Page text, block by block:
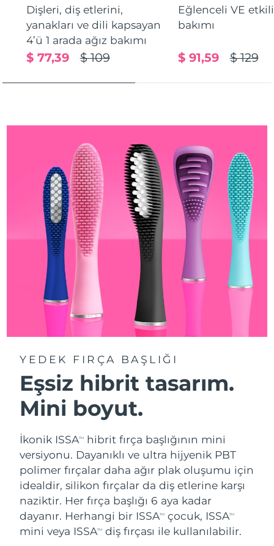
Dişleri, diş etlerini,
yanakları ve dili kapsayan
4’ü 1 arada ağız bakımı
$ 109
$ 77,39
Eğlenceli VE etkili
bakımı
$ 129
$ 91,59
YEDEK FIRÇA BAŞLIĞI
Eşsiz hibrit tasarım.
Mini boyut.
İkonik ISSATM
hibrit fırça başlığının mini
versiyonu. Dayanıklı ve ultra hijyenik PBT
polimer fırçalar daha ağır plak oluşumu için
idealdir, silikon fırçalar da diş etlerine karşı
naziktir. Her fırça başlığı 6 aya kadar
dayanır. Herhangi bir ISSATM çocuk, ISSATM
mini veya ISSATM diş fırçası ile kullanılabilir.
Türkiye Tahmini teslim tarihi 8/11/26
Birleşik Arap
Emirlikleri
Tahmini teslim tarihi
Birleşik Krallık Tahmini teslim tarihi8/10/26
Devletleri
Özbekistan Tahmini teslim tarihi 8/15/26
Vietnam Tahmini teslim tarihi 8/16/26